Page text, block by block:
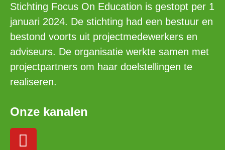
Stichting Focus On Education is gestopt per 1
januari 2024. De stichting had een bestuur en
bestond voorts uit projectmedewerkers en
adviseurs. De organisatie werkte samen met
projectpartners om haar doelstellingen te
realiseren.
Onze kanalen